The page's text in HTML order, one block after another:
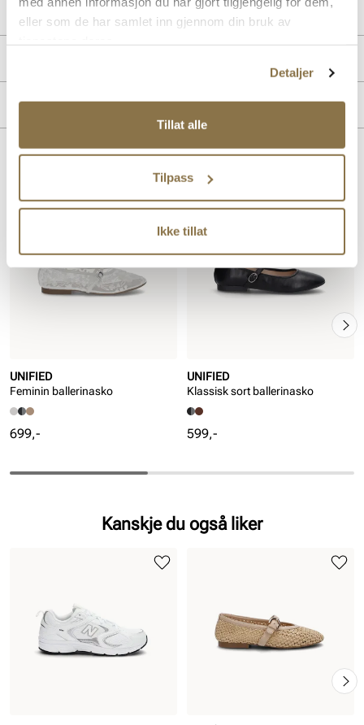
eller som de har samlet inn gjennom din bruk av
Detaljer
Tillat alle
Tilpass
Ikke tillat
Lev. art. nr26V1265
Merke
Lignende produkter
UNIFIED
Feminin ballerinasko
Pris
699,-
UNIFIED
Klassisk sort ballerinasko
Pris
599,-
Kanskje du også liker